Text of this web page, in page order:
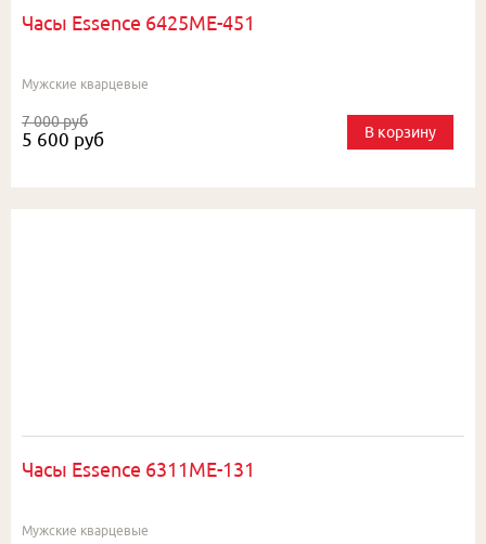
Часы Essence 6425ME-451
Мужские кварцевые
7 000 руб
5 600 руб В корзину
Часы Essence 6311ME-131
Мужские кварцевые